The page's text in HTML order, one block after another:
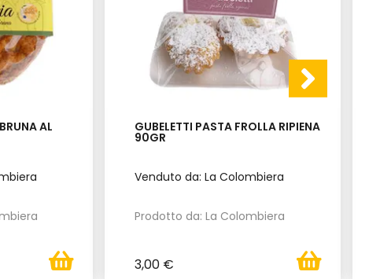
AL GUBELETTI PASTA FROLLA RIPIENA
90GR
Venduto da: La Colombiera
Prodotto da: La Colombiera
3,00 €